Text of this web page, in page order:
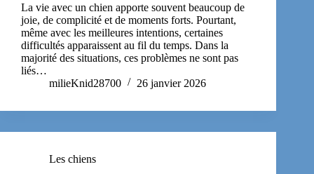
La vie avec un chien apporte souvent beaucoup de
joie, de complicité et de moments forts. Pourtant,
même avec les meilleures intentions, certaines
difficultés apparaissent au fil du temps. Dans la
majorité des situations, ces problèmes ne sont pas
liés…
milieKnid28700
26 janvier 2026
Les chiens